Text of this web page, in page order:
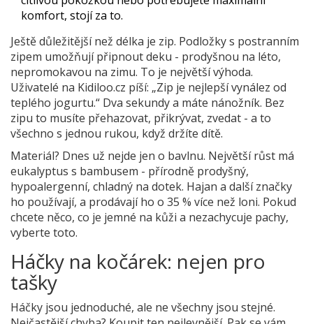
komfort, stojí za to.
Ještě důležitější než délka je zip. Podložky s postranním
zipem umožňují připnout deku - prodyšnou na léto,
nepromokavou na zimu. To je největší výhoda.
Uživatelé na Kidiloo.cz píší: „Zip je nejlepší vynález od
teplého jogurtu.“ Dva sekundy a máte nánožník. Bez
zipu to musíte přehazovat, přikrývat, zvedat - a to
všechno s jednou rukou, když držíte dítě.
Materiál? Dnes už nejde jen o bavlnu. Největší růst má
eukalyptus s bambusem - přírodně prodyšný,
hypoalergenní, chladný na dotek. Hajan a další značky
ho používají, a prodávají ho o 35 % více než loni. Pokud
chcete něco, co je jemné na kůži a nezachycuje pachy,
vyberte toto.
Háčky na kočárek: nejen pro
tašky
Háčky jsou jednoduché, ale ne všechny jsou stejné.